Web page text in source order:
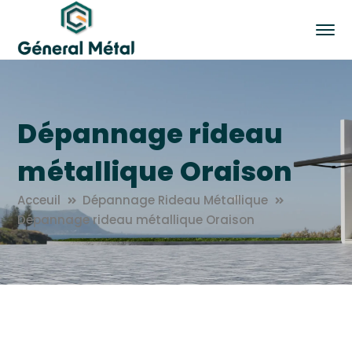
Dépannage rideau
métallique Oraison
Acceuil
Dépannage Rideau Métallique
Dépannage rideau métallique Oraison